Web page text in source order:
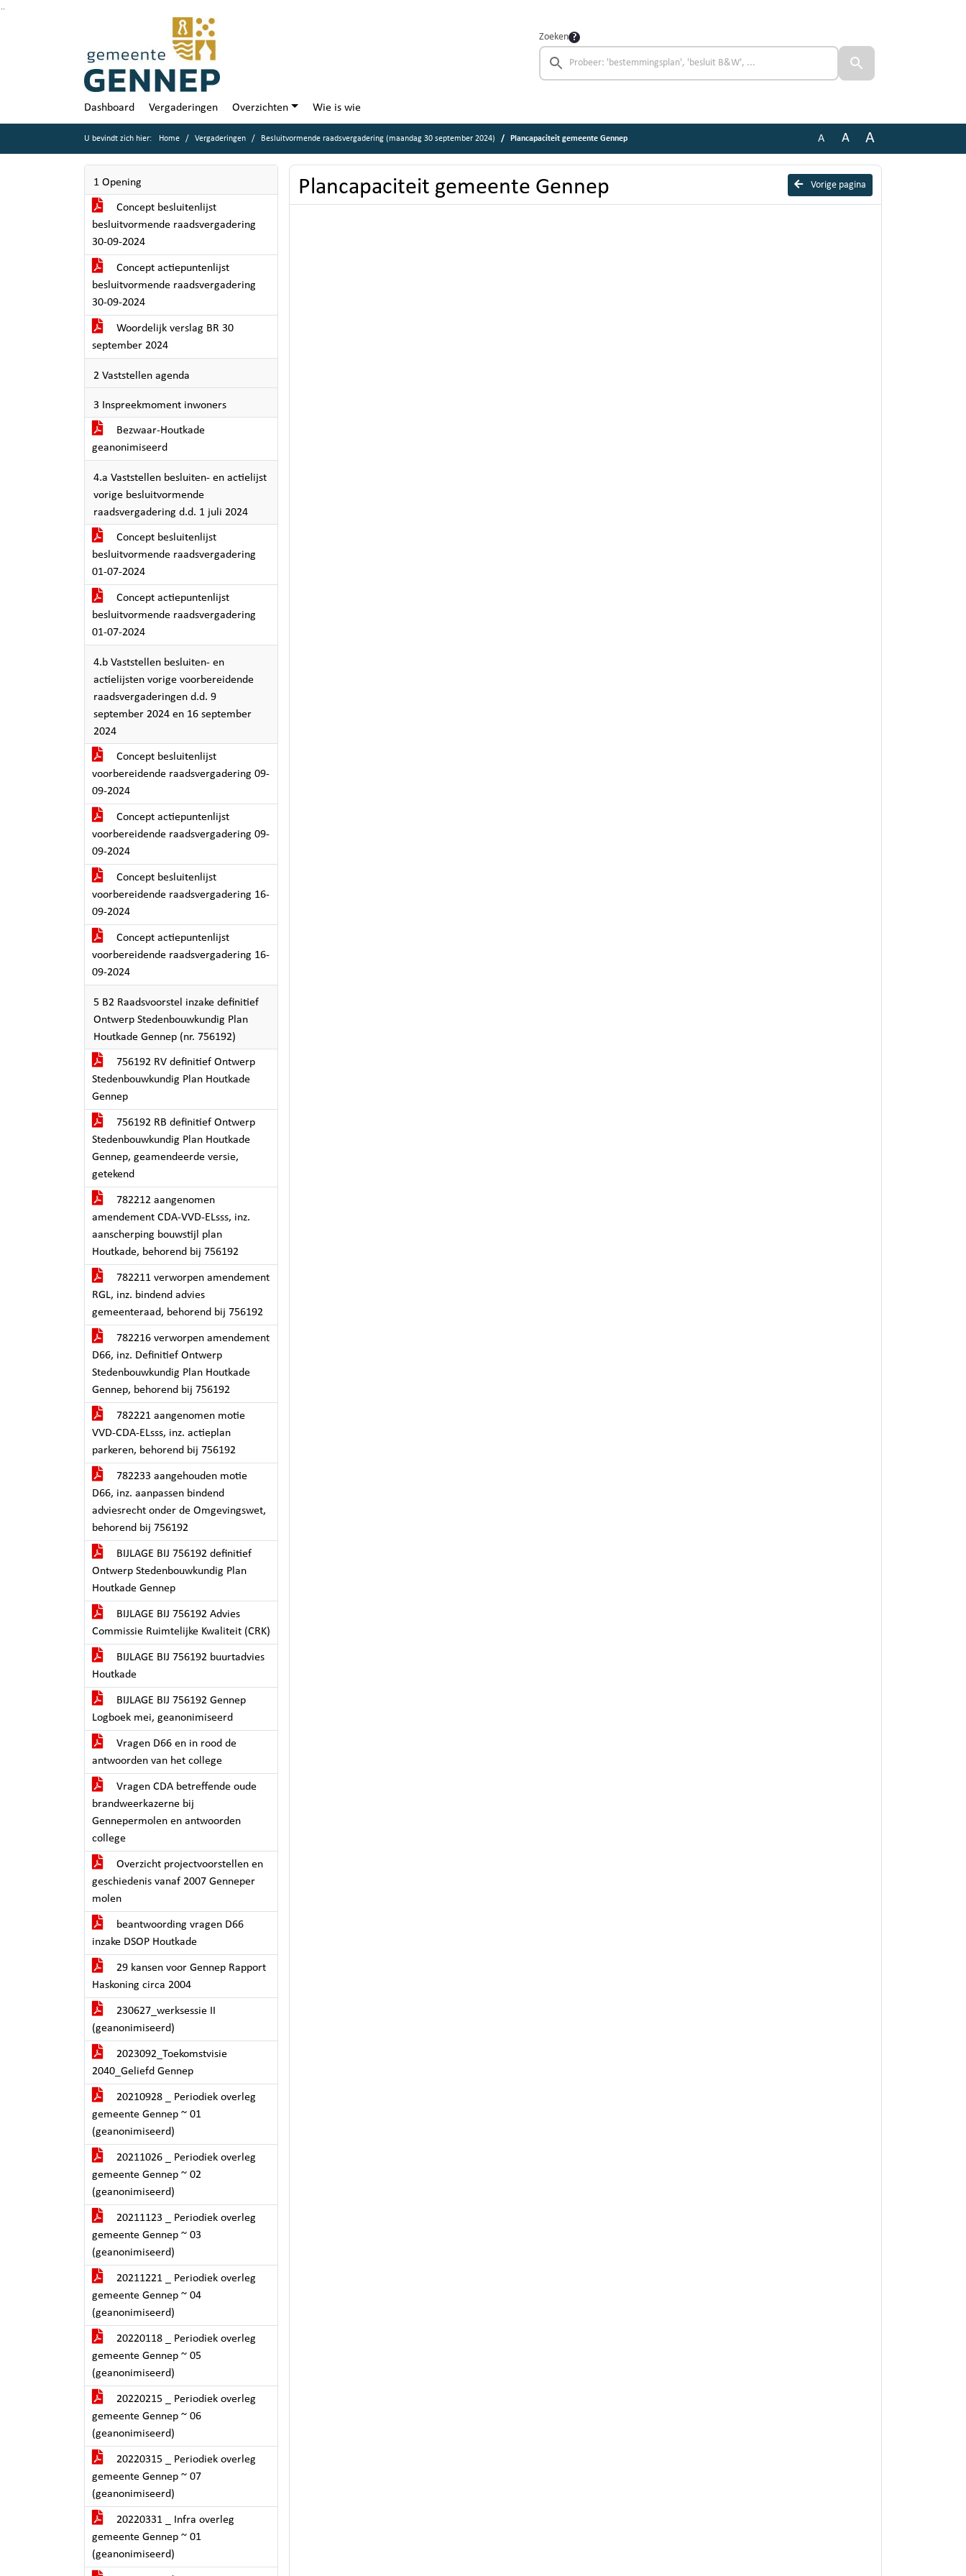
Zoeken
Dashboard Vergaderingen Overzichten Wie is wie
U bevindt zich hier: Home Vergaderingen Besluitvormende raadsvergadering (maandag 30 september 2024) Plancapaciteit gemeente Gennep A A A
1 Opening
Concept besluitenlijst
besluitvormende raadsvergadering
30-09-2024
Concept actiepuntenlijst
besluitvormende raadsvergadering
30-09-2024
Woordelijk verslag BR 30
september 2024
2 Vaststellen agenda
3 Inspreekmoment inwoners
Bezwaar-Houtkade
geanonimiseerd
4.a Vaststellen besluiten- en actielijst
vorige besluitvormende
raadsvergadering d.d. 1 juli 2024
Concept besluitenlijst
besluitvormende raadsvergadering
01-07-2024
Concept actiepuntenlijst
besluitvormende raadsvergadering
01-07-2024
4.b Vaststellen besluiten- en
actielijsten vorige voorbereidende
raadsvergaderingen d.d. 9
september 2024 en 16 september
2024
Concept besluitenlijst
voorbereidende raadsvergadering 09-
09-2024
Concept actiepuntenlijst
voorbereidende raadsvergadering 09-
09-2024
Concept besluitenlijst
voorbereidende raadsvergadering 16-
09-2024
Concept actiepuntenlijst
voorbereidende raadsvergadering 16-
09-2024
5 B2 Raadsvoorstel inzake definitief
Ontwerp Stedenbouwkundig Plan
Houtkade Gennep (nr. 756192)
756192 RV definitief Ontwerp
Stedenbouwkundig Plan Houtkade
Gennep
756192 RB definitief Ontwerp
Stedenbouwkundig Plan Houtkade
Gennep, geamendeerde versie,
getekend
782212 aangenomen
amendement CDA-VVD-ELsss, inz.
aanscherping bouwstijl plan
Houtkade, behorend bij 756192
782211 verworpen amendement
RGL, inz. bindend advies
gemeenteraad, behorend bij 756192
782216 verworpen amendement
D66, inz. Definitief Ontwerp
Stedenbouwkundig Plan Houtkade
Gennep, behorend bij 756192
782221 aangenomen motie
VVD-CDA-ELsss, inz. actieplan
parkeren, behorend bij 756192
782233 aangehouden motie
D66, inz. aanpassen bindend
adviesrecht onder de Omgevingswet,
behorend bij 756192
BIJLAGE BIJ 756192 definitief
Ontwerp Stedenbouwkundig Plan
Houtkade Gennep
BIJLAGE BIJ 756192 Advies
Commissie Ruimtelijke Kwaliteit (CRK)
BIJLAGE BIJ 756192 buurtadvies
Houtkade
BIJLAGE BIJ 756192 Gennep
Logboek mei, geanonimiseerd
Vragen D66 en in rood de
antwoorden van het college
Vragen CDA betreffende oude
brandweerkazerne bij
Gennepermolen en antwoorden
college
Overzicht projectvoorstellen en
geschiedenis vanaf 2007 Genneper
molen
beantwoording vragen D66
inzake DSOP Houtkade
29 kansen voor Gennep Rapport
Haskoning circa 2004
230627_werksessie II
(geanonimiseerd)
2023092_Toekomstvisie
2040_Geliefd Gennep
20210928 _ Periodiek overleg
gemeente Gennep ~ 01
(geanonimiseerd)
20211026 _ Periodiek overleg
gemeente Gennep ~ 02
(geanonimiseerd)
20211123 _ Periodiek overleg
gemeente Gennep ~ 03
(geanonimiseerd)
20211221 _ Periodiek overleg
gemeente Gennep ~ 04
(geanonimiseerd)
20220118 _ Periodiek overleg
gemeente Gennep ~ 05
(geanonimiseerd)
20220215 _ Periodiek overleg
gemeente Gennep ~ 06
(geanonimiseerd)
20220315 _ Periodiek overleg
gemeente Gennep ~ 07
(geanonimiseerd)
20220331 _ Infra overleg
gemeente Gennep ~ 01
(geanonimiseerd)
Vorige pagina
Plancapaciteit gemeente Gennep